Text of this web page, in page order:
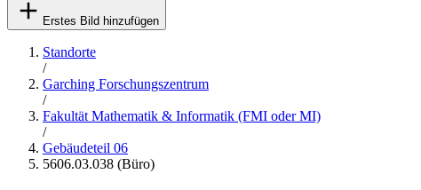
Erstes Bild hinzufügen
Standorte
/
Garching Forschungszentrum
/
Fakultät Mathematik & Informatik (FMI oder MI)
/
Gebäudeteil 06
5606.03.038 (Büro)